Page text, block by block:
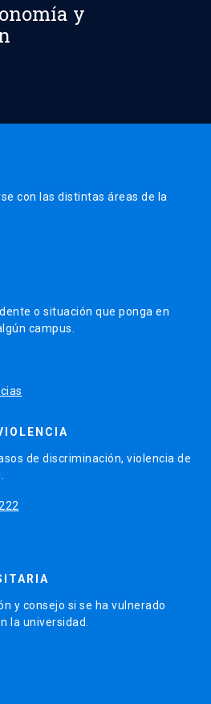
y
con las distintas áreas de la
o situación que ponga en
campus.
de discriminación, violencia de
y consejo si se ha vulnerado
la universidad.